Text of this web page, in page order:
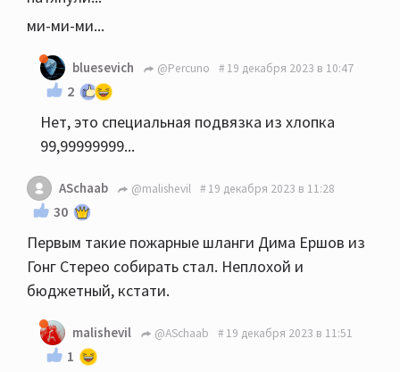
ми-ми-ми...
bluesevich @Percuno 19 декабря 2023 в 10:47
2
Нет, это специальная подвязка из хлопка
99,99999999...
ASchaab @malishevil 19 декабря 2023 в 11:28
30
Первым такие пожарные шланги Дима Ершов из
Гонг Стерео собирать стал. Неплохой и
бюджетный, кстати.
malishevil @ASchaab 19 декабря 2023 в 11:51
1